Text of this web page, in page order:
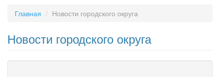
Главная Новости городского округа
Новости городского округа